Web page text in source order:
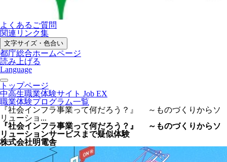
よくあるご質問
関連リンク集
文字サイズ・色合い
都庁総合ホームページ
読み上げる
Language
トップページ
中高生職業体験サイト Job EX
職業体験プログラム一覧
『社会インフラ事業って何だろう？』 ～ものづくりからソ
リューショ...
『社会インフラ事業って何だろう？』 ～ものづくりからソ
リューションサービスまで疑似体験
株式会社明電舎